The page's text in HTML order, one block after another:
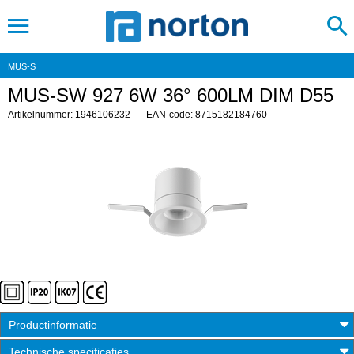
MUS-S
MUS-SW 927 6W 36° 600LM DIM D55
Artikelnummer: 1946106232 EAN-code: 8715182184760
Productinformatie